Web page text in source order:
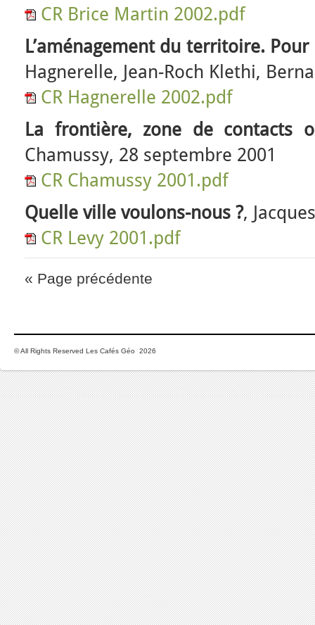
CR Brice Martin 2002.pdf
L’aménagement du territoire.
Hagnerelle, Jean-Roch Klethi,
CR Hagnerelle 2002.pdf
La frontière, zone de contacts
Chamussy, 28 septembre 2001
CR Chamussy 2001.pdf
Quelle ville voulons-nous ?,
CR Levy 2001.pdf
« Page précédente
© All Rights Reserved Les Cafés Géo 2026